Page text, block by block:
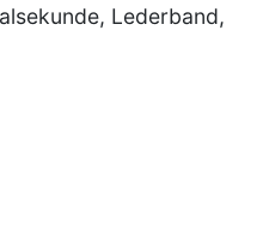
Lederband,